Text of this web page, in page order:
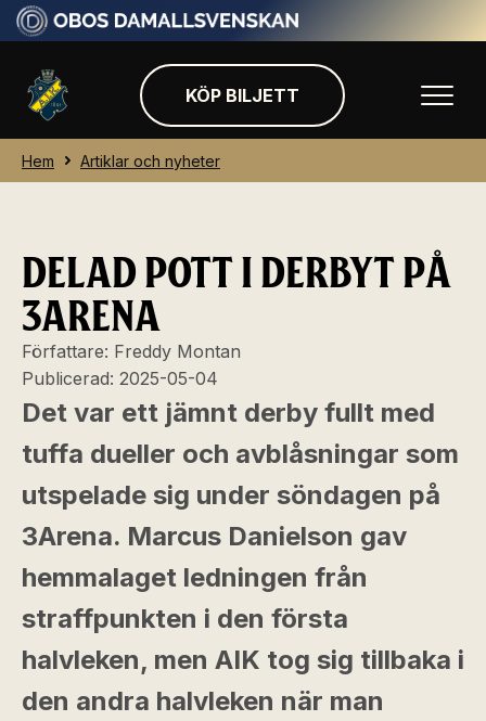
KÖP BILJETT
Hem Artiklar och nyheter
DELAD POTT I DERBYT PÅ
3ARENA
Författare: Freddy Montan
Publicerad: 2025-05-04
Det var ett jämnt derby fullt med
tuffa dueller och avblåsningar som
utspelade sig under söndagen på
3Arena. Marcus Danielson gav
hemmalaget ledningen från
straffpunkten i den första
halvleken, men AIK tog sig tillbaka i
den andra halvleken när man